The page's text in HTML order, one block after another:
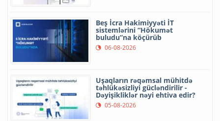
Beş İcra Hakimiyyəti İT
sistemlərini “Hökumət
buludu”na köçürüb
06-08-2026
Uşaqların rəqəmsal mühitdə
təhlükəsizliyi gücləndirilir -
Dəyişikliklər nəyi ehtiva edir?
05-08-2026